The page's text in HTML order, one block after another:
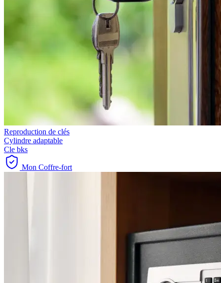
Reproduction de clés
Cylindre adaptable
Cle bks
Mon Coffre-fort